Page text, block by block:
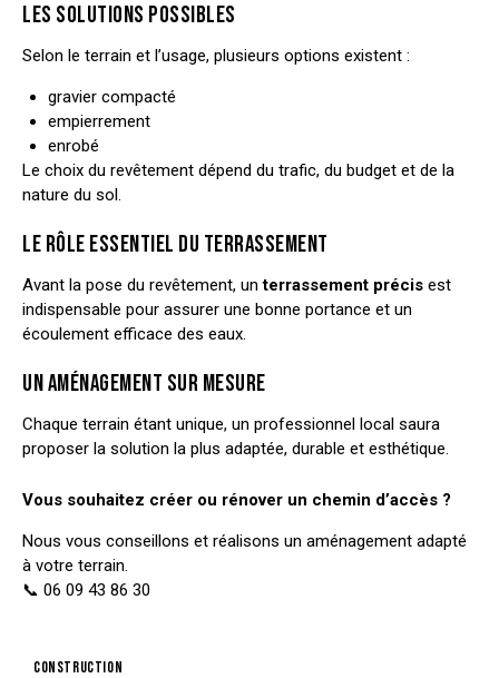
LES SOLUTIONS POSSIBLES
Selon le terrain et l’usage, plusieurs options existent :
gravier compacté
empierrement
enrobé
Le choix du revêtement dépend du trafic, du budget et de la
nature du sol.
LE RÔLE ESSENTIEL DU TERRASSEMENT
Avant la pose du revêtement, unterrassement précis est
indispensable pour assurer une bonne portance et un
écoulement efficace des eaux.
UN AMÉNAGEMENT SUR MESURE
Chaque terrain étant unique, un professionnel local saura
proposer la solution la plus adaptée, durable et esthétique.
Vous souhaitez créer ou rénover un chemin d’accès ?
Nous vous conseillons et réalisons un aménagement adapté
à votre terrain.
📞 06 09 43 86 30
construction